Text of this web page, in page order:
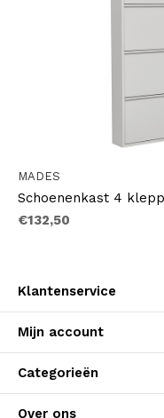
MADES
Schoenenkast 4
€132,50
Klantenservice
Mijn account
Categorieën
Over ons